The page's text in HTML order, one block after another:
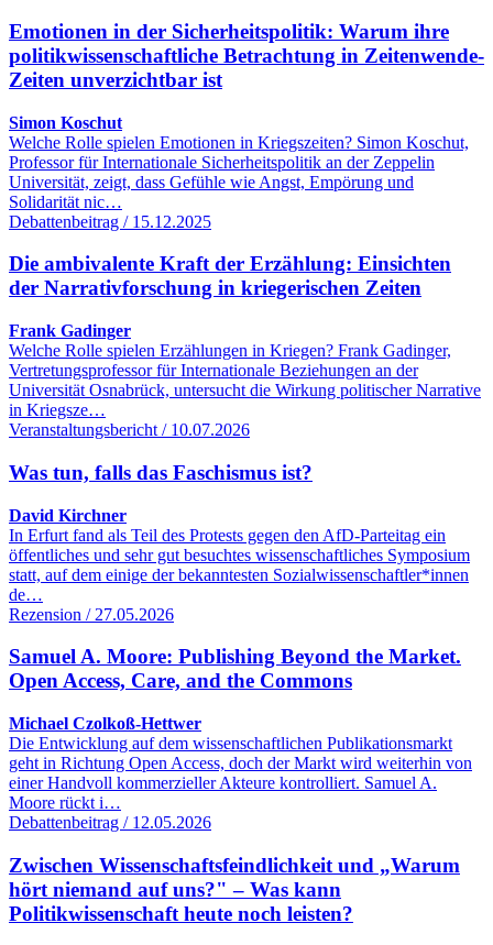
Emotionen in der Sicherheitspolitik: Warum ihre
politikwissenschaftliche Betrachtung in Zeitenwende-
Zeiten unverzichtbar ist
Simon Koschut
Welche Rolle spielen Emotionen in Kriegszeiten? Simon Koschut,
Professor für Internationale Sicherheitspolitik an der Zeppelin
Universität, zeigt, dass Gefühle wie Angst, Empörung und
Solidarität nic…
Debattenbeitrag / 15.12.2025
Die ambivalente Kraft der Erzählung: Einsichten
der Narrativforschung in kriegerischen Zeiten
Frank Gadinger
Welche Rolle spielen Erzählungen in Kriegen? Frank Gadinger,
Vertretungsprofessor für Internationale Beziehungen an der
Universität Osnabrück, untersucht die Wirkung politischer Narrative
in Kriegsze…
Veranstaltungsbericht / 10.07.2026
Was tun, falls das Faschismus ist?
David Kirchner
In Erfurt fand als Teil des Protests gegen den AfD-Parteitag ein
öffentliches und sehr gut besuchtes wissenschaftliches Symposium
statt, auf dem einige der bekanntesten Sozialwissenschaftler*innen
de…
Rezension / 27.05.2026
Samuel A. Moore: Publishing Beyond the Market.
Open Access, Care, and the Commons
Michael Czolkoß-Hettwer
Die Entwicklung auf dem wissenschaftlichen Publikationsmarkt
geht in Richtung Open Access, doch der Markt wird weiterhin von
einer Handvoll kommerzieller Akteure kontrolliert. Samuel A.
Moore rückt i…
Debattenbeitrag / 12.05.2026
Zwischen Wissenschaftsfeindlichkeit und „Warum
hört niemand auf uns?" – Was kann
Politikwissenschaft heute noch leisten?